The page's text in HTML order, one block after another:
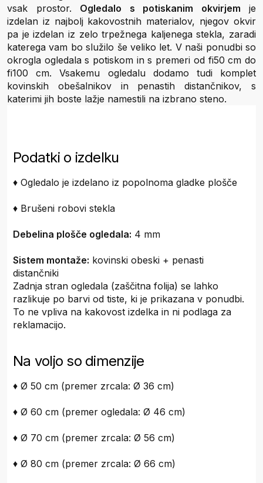
vsak prostor. Ogledalo s potiskanim okvirjem je
izdelan iz najbolj kakovostnih materialov, njegov okvir
pa je izdelan iz zelo trpežnega kaljenega stekla, zaradi
katerega vam bo služilo še veliko let. V naši ponudbi so
okrogla ogledala s potiskom in s premeri od fi50 cm do
fi100 cm. Vsakemu ogledalu dodamo tudi komplet
kovinskih obešalnikov in penastih distančnikov, s
katerimi jih boste lažje namestili na izbrano steno.
Podatki o izdelku
♦ Ogledalo je izdelano iz popolnoma gladke plošče
♦ Brušeni robovi stekla
Debelina plošče ogledala: 4 mm
Sistem montaže: kovinski obeski + penasti
distančniki
Zadnja stran ogledala (zaščitna folija) se lahko
razlikuje po barvi od tiste, ki je prikazana v ponudbi.
To ne vpliva na kakovost izdelka in ni podlaga za
reklamacijo.
Na voljo so dimenzije
♦ Ø 50 cm (premer zrcala: Ø 36 cm)
♦ Ø 60 cm (premer ogledala: Ø 46 cm)
♦ Ø 70 cm (premer zrcala: Ø 56 cm)
♦ Ø 80 cm (premer zrcala: Ø 66 cm)